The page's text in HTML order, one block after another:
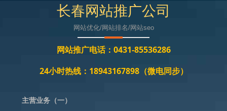
长春网站推广公司
网站优化/网站排名/网站seo
网站推广电话：0431-85536286
24小时热线：18943167898（微电同步）
主营业务（一）